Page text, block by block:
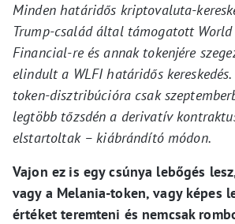
Minden határidős kriptovaluta-
Trump-család által támogatott
Financial-re és annak tokenjére
elindult a WLFI határidős
token-disztribúcióra csak
legtöbb tőzsdén a derivatív
elstartoltak – kiábrándító módon.
Vajon ez is egy csúnya lebőgés
vagy a Melania-token, vagy képes
értéket teremteni és nemcsak